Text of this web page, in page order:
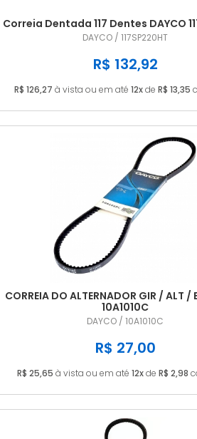
Correia Dentada 117 Dentes DAYCO
DAYCO / 117SP220HT
R$ 132,92
R$ 126,27 à vista ou em até 12xde R$ 13,35
CORREIA DO ALTERNADOR GIR / ALT /
10A1010C
DAYCO / 10A1010C
R$ 27,00
R$ 25,65 à vista ou em até 12xde R$ 2,98